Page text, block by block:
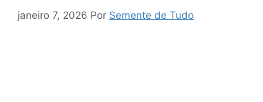
janeiro 7, 2026 Por Semente de Tudo